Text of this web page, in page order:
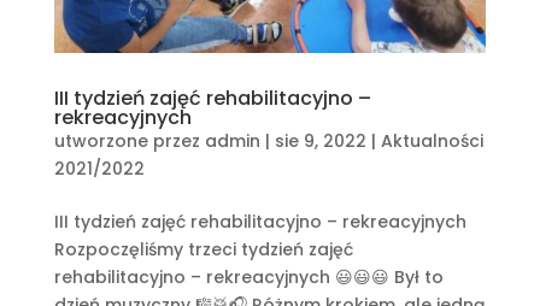
III tydzień zajęć rehabilitacyjno –
rekreacyjnych
utworzone przez admin | sie 9, 2022 | Aktualności
2021/2022
III tydzień zajęć rehabilitacyjno – rekreacyjnych
Rozpoczęliśmy trzeci tydzień zajęć
rehabilitacyjno – rekreacyjnych 😃😃😃 Był to